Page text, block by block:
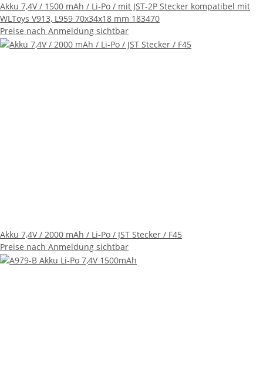
Akku 7,4V / 1500 mAh / Li-Po / mit JST-2P Stecker kompatibel mit
WLToys V913, L959 70x34x18 mm 183470
Preise nach Anmeldung sichtbar
Akku 7,4V / 2000 mAh / Li-Po / JST Stecker / F45
Preise nach Anmeldung sichtbar